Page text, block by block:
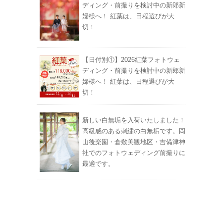
ディング・前撮りを検討中の新郎新
婦様へ！ 紅葉は、日程選びが大
切！
【日付別①】2026紅葉フォトウェ
ディング・前撮りを検討中の新郎新
婦様へ！ 紅葉は、日程選びが大
切！
新しい白無垢を入荷いたしました！
高級感のある刺繍の白無垢です。岡
山後楽園・倉敷美観地区・吉備津神
社でのフォトウェディング前撮りに
最適です。